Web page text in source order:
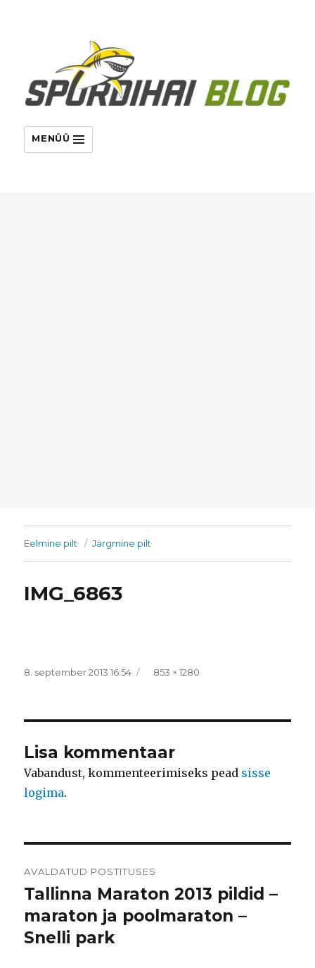
MENÜÜ
Eelmine pilt Järgmine pilt
IMG_6863
Postitatud
8. september 2013 16:54 Täissuurus
853 × 1280
Lisa kommentaar
Vabandust, kommenteerimiseks pead sisse
logima.
AVALDATUD POSTITUSES
Tallinna Maraton 2013 pildid –
maraton ja poolmaraton –
Snelli park